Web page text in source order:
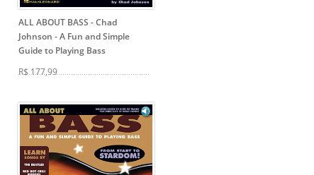
ALL ABOUT BASS - Chad
Johnson - A Fun and Simple
Guide to Playing Bass
R$ 177,99